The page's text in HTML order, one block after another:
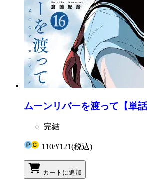
ムーンリバーを渡って【単
完結
110/¥121(税込)
カートに追加